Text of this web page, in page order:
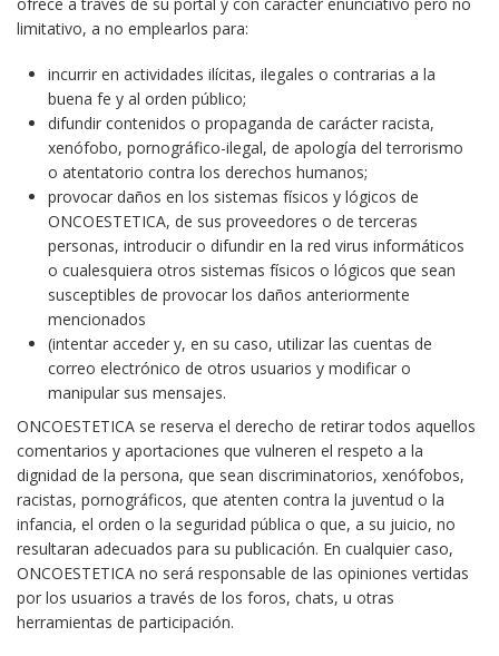
limitativo, a no emplearlos para:
incurrir en actividades ilícitas, ilegales o contrarias a la
buena fe y al orden público;
difundir contenidos o propaganda de carácter racista,
xenófobo, pornográfico-ilegal, de apología del terrorismo
o atentatorio contra los derechos humanos;
provocar daños en los sistemas físicos y lógicos de
ONCOESTETICA, de sus proveedores o de terceras
personas, introducir o difundir en la red virus informáticos
o cualesquiera otros sistemas físicos o lógicos que sean
susceptibles de provocar los daños anteriormente
mencionados
(intentar acceder y, en su caso, utilizar las cuentas de
correo electrónico de otros usuarios y modificar o
manipular sus mensajes.
ONCOESTETICA se reserva el derecho de retirar todos aquellos
comentarios y aportaciones que vulneren el respeto a la
dignidad de la persona, que sean discriminatorios, xenófobos,
racistas, pornográficos, que atenten contra la juventud o la
infancia, el orden o la seguridad pública o que, a su juicio, no
resultaran adecuados para su publicación. En cualquier caso,
ONCOESTETICA no será responsable de las opiniones vertidas
por los usuarios a través de los foros, chats, u otras
herramientas de participación.